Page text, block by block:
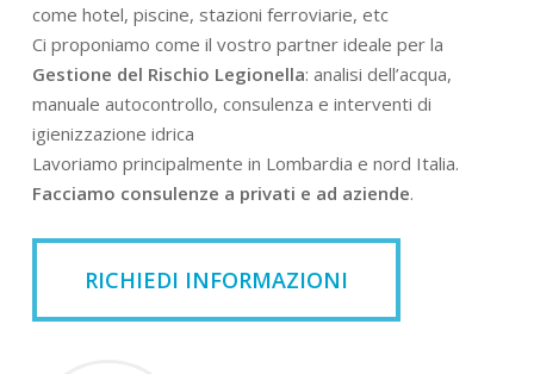
come hotel, piscine, stazioni ferroviarie, etc
Ci proponiamo come il vostro partner ideale per la
Gestione del Rischio Legionella: analisi dell’acqua,
manuale autocontrollo, consulenza e interventi di
igienizzazione idrica
Lavoriamo principalmente in Lombardia e nord Italia.
Facciamo consulenze a privati e ad aziende.
RICHIEDI INFORMAZIONI